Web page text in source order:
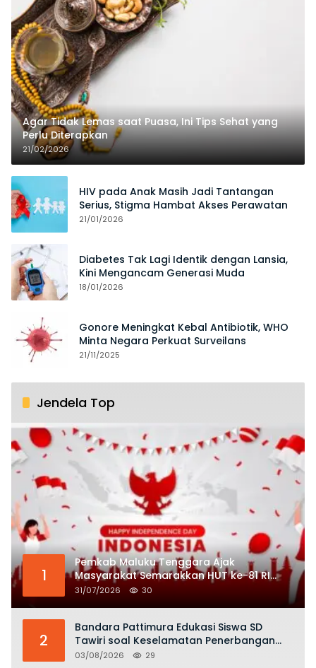
Agar Tidak Lemas saat Puasa, Ini Tips Sehat yang
Perlu Diterapkan
21/02/2026
HIV pada Anak Masih Jadi Tantangan
Serius, Stigma Hambat Akses Perawatan
21/01/2026
Diabetes Tak Lagi Identik dengan Lansia,
Kini Mengancam Generasi Muda
18/01/2026
Gonore Meningkat Kebal Antibiotik, WHO
Minta Negara Perkuat Surveilans
21/11/2025
Jendela Top
1
Pemkab Maluku Tenggara Ajak
Masyarakat Semarakkan HUT ke-81 RI
dengan Semangat Nasionalisme
31/07/2026 30
2
Bandara Pattimura Edukasi Siswa SD
Tawiri soal Keselamatan Penerbangan
dan Bahaya Bermain Layang-layang di
03/08/2026 29